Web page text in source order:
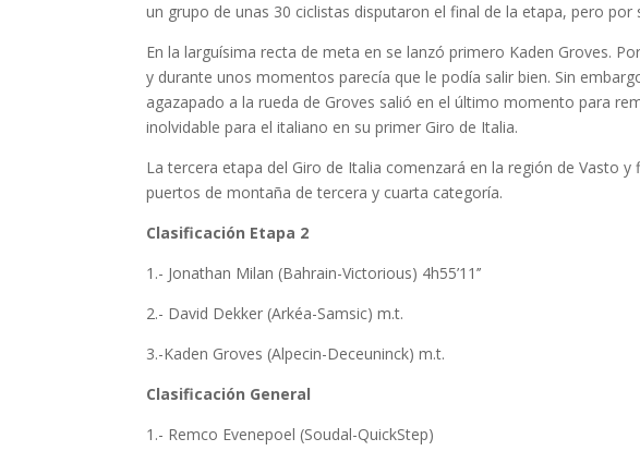
un grupo de unas 30 ciclistas disputaron el final de la etapa, pero
En la larguísima recta de meta en se lanzó primero Kaden Groves.
y durante unos momentos parecía que le podía salir bien. Sin
agazapado a la rueda de Groves salió en el último momento para
inolvidable para el italiano en su primer Giro de Italia.
La tercera etapa del Giro de Italia comenzará en la región de Vasto
puertos de montaña de tercera y cuarta categoría.
Clasificación Etapa 2
1.- Jonathan Milan (Bahrain-Victorious) 4h55’11’’
2.- David Dekker (Arkéa-Samsic) m.t.
3.-Kaden Groves (Alpecin-Deceuninck) m.t.
Clasificación General
1.- Remco Evenepoel (Soudal-QuickStep)